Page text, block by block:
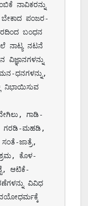
ನಾವಿಕರನ್ನು
ಪಂಜರ-
ಬಂಧನ
ನಾಟ್ಯ ನಟನೆ
ವಿಜ್ಞಾನಗಳನ್ನು
ಧನಗಳನ್ನು,
ನಿಭಾಯಿಸುವ
ಗರಡಿ-ಮಹಡಿ,
ಜಾತ್ರೆ,
ಕೊಳ-
ಆಟಿಕೆ-
ವಿವಿಧ